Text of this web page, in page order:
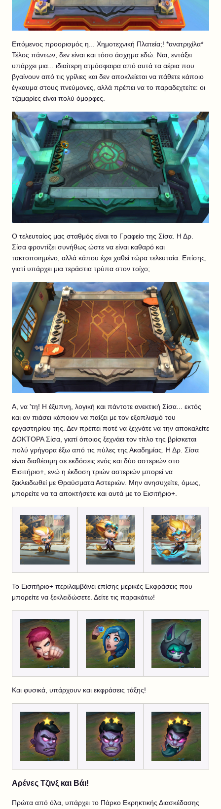
Επόμενος προορισμός η... Χημοτεχνική Πλατεία;! *ανατριχίλα*
Τέλος πάντων, δεν είναι και τόσο άσχημα εδώ. Ναι, εντάξει
υπάρχει μια... ιδιαίτερη ατμόσφαιρα από αυτά τα αέρια που
βγαίνουν από τις γρίλιες και δεν αποκλείεται να πάθετε κάποιο
έγκαυμα στους πνεύμονες, αλλά πρέπει να το παραδεχτείτε: οι
τζαμαρίες είναι πολύ όμορφες.
Ο τελευταίος μας σταθμός είναι το Γραφείο της Σίσα. Η Δρ.
Σίσα φροντίζει συνήθως ώστε να είναι καθαρό και
τακτοποιημένο, αλλά κάπου έχει χαθεί τώρα τελευταία. Επίσης,
γιατί υπάρχει μια τεράστια τρύπα στον τοίχο;
Α, να 'τη! Η έξυπνη, λογική και πάντοτε ανεκτική Σίσα... εκτός
και αν πιάσει κάποιον να παίζει με τον εξοπλισμό του
εργαστηρίου της. Δεν πρέπει ποτέ να ξεχνάτε να την αποκαλείτε
ΔΟΚΤΟΡΑ Σίσα, γιατί όποιος ξεχνάει τον τίτλο της βρίσκεται
πολύ γρήγορα έξω από τις πύλες της Ακαδημίας. Η Δρ. Σίσα
είναι διαθέσιμη σε εκδόσεις ενός και δύο αστεριών στο
Εισιτήριο+, ενώ η έκδοση τριών αστεριών μπορεί να
ξεκλειδωθεί με Θραύσματα Αστεριών. Μην ανησυχείτε, όμως,
μπορείτε να τα αποκτήσετε και αυτά με το Εισιτήριο+.
Το Εισιτήριο+ περιλαμβάνει επίσης μερικές Εκφράσεις που
μπορείτε να ξεκλειδώσετε. Δείτε τις παρακάτω!
Και φυσικά, υπάρχουν και εκφράσεις τάξης!
Αρένες Τζινξ και Βάι!
Πρώτα από όλα, υπάρχει το Πάρκο Εκρηκτικής Διασκέδασης